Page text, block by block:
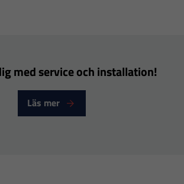
med service och installation!
Läs mer
cookies går
inte att välja
bort. De
behövs för